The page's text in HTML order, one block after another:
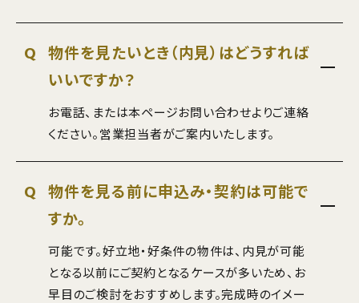
Q 物件を見たいとき（内見）はどうすれば
いいですか？
お電話、または本ページお問い合わせよりご連絡
ください。営業担当者がご案内いたします。
Q 物件を見る前に申込み・契約は可能で
すか。
可能です。好立地・好条件の物件は、内見が可能
となる以前にご契約となるケースが多いため、お
早目のご検討をおすすめします。完成時のイメー